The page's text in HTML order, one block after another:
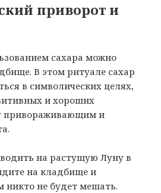
приворот и
сахара можно
В этом ритуале сахар
в символических целях,
и хороших
привораживающим и
на растущую Луну в
на кладбище и
никто не будет мешать.